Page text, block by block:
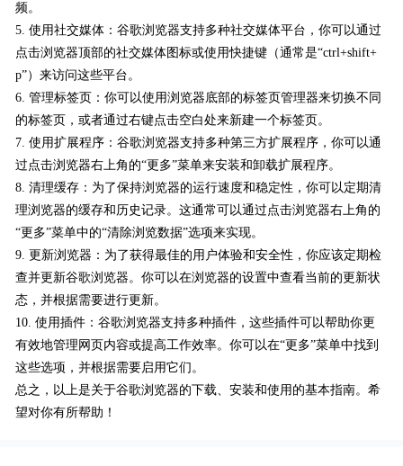
频。
5. 使用社交媒体：谷歌浏览器支持多种社交媒体平台，你可以通过
点击浏览器顶部的社交媒体图标或使用快捷键（通常是“ctrl+shift+
p”）来访问这些平台。
6. 管理标签页：你可以使用浏览器底部的标签页管理器来切换不同
的标签页，或者通过右键点击空白处来新建一个标签页。
7. 使用扩展程序：谷歌浏览器支持多种第三方扩展程序，你可以通
过点击浏览器右上角的“更多”菜单来安装和卸载扩展程序。
8. 清理缓存：为了保持浏览器的运行速度和稳定性，你可以定期清
理浏览器的缓存和历史记录。这通常可以通过点击浏览器右上角的
“更多”菜单中的“清除浏览数据”选项来实现。
9. 更新浏览器：为了获得最佳的用户体验和安全性，你应该定期检
查并更新谷歌浏览器。你可以在浏览器的设置中查看当前的更新状
态，并根据需要进行更新。
10. 使用插件：谷歌浏览器支持多种插件，这些插件可以帮助你更
有效地管理网页内容或提高工作效率。你可以在“更多”菜单中找到
这些选项，并根据需要启用它们。
总之，以上是关于谷歌浏览器的下载、安装和使用的基本指南。希
望对你有所帮助！